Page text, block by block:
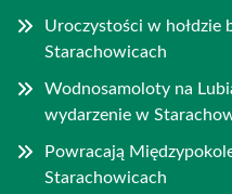
Uroczystości w
Starachowicach
Wodnosamoloty na
wydarzenie w
Powracają
Starachowicach